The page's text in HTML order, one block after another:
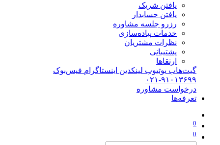
یافتن شریک
یافتن حسابدار
رزرو جلسه مشاوره
خدمات پیاده‌سازی
نظرات مشتریان
پشتیبانی
ارتقاها
گیت‌هاب یوتیوب لینکدین اینستاگرام فیس‌بوک
۰۲۱-۹۱۰۱۳۶۹۹
درخواست مشاوره
تعرفه‌ها
0
0